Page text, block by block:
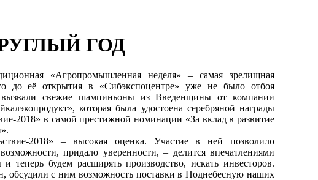
ГОД
«Агропромышленная неделя» – самая зрелищная
до её открытия в «Сибэкспоцентре» уже не было отбоя
вызвали свежие шампиньоны из Введенщины от компании
которая была удостоена серебряной награды
2018» в самой престижной номинации «За вклад в развитие
2018» – высокая оценка. Участие в ней позволило
придало уверенности, – делится впечатлениями
будем расширять производство, искать инвесторов.
обсудили с ним возможность поставки в Поднебесную наших